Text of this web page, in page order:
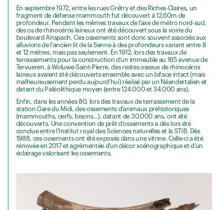
En septembre 1972, entre les rues Grétry et des Riches-Claires, un
fragment de défense mammouth fut découvert à 12,60m de
profondeur. Pendant les mêmes travaux de l’axe de métro nord-sud,
des os de rhinocéros laineux ont été découvert sous la voirie du
boulevard Anspach. Ces ossements sont donc souvent associés aux
alluvions de l'ancien lit de la Senne à des profondeurs variant entre 8
et 12 mètres, mais pas seulement. En 1912, lors des travaux de
terrassements pour la construction d’un immeuble au 165 avenue de
Tervueren, à Woluwe-Saint-Pierre, des restes osseux de rhinocéros
laineux avaient été découverts ensemble avec un biface intact (mais
malheureusement perdu aujourd’hui) réalisé par un Néandertalien et
datant du Paléolithique moyen (entre 124.000 et 34.000 ans).
Enfin, dans les années 80, lors des travaux de terrassement de la
station Gare du Midi, des ossements d’animaux préhistoriques
(mammouths, cerfs, bisons…), datant de 30.000 ans, ont été
découverts. Une convention de prêt d’ossements a dès lors été
conclue entre l’Institut royal des Sciences naturelles et la STIB. Dès
1988, ces ossements ont été exposés dans une vitrine. Celle-ci a été
rénovée en 2017 et agrémentée d’un décor scénographique et d’un
éclairage valorisant les ossements.